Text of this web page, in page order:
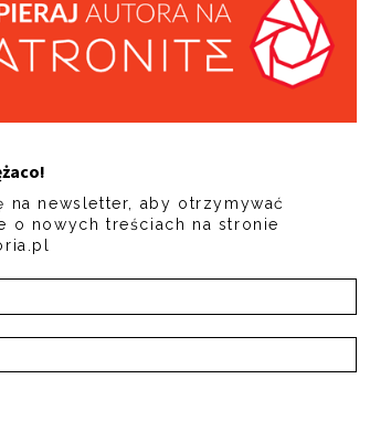
na newsletter, aby otrzymywać
o nowych treściach na stronie